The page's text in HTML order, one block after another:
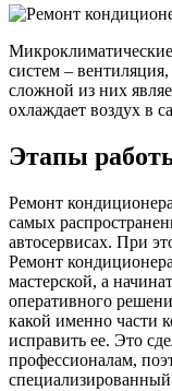
Микроклиматические
систем –
сложной из них
охлаждает воздух в
Этапы
Ремонт
самых
автосервисах. При
Ремонт
мастерской, а
оперативного
какой именно части
исправить ее. Это
профессионалам,